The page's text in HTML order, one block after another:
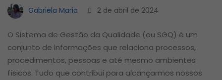
Gabriela Maria 2 de abril de 2024
O Sistema de Gestão da Qualidade (ou SGQ) é um
conjunto de informações que relaciona processos,
procedimentos, pessoas e até mesmo ambientes
físicos. Tudo que contribui para alcançarmos nossos